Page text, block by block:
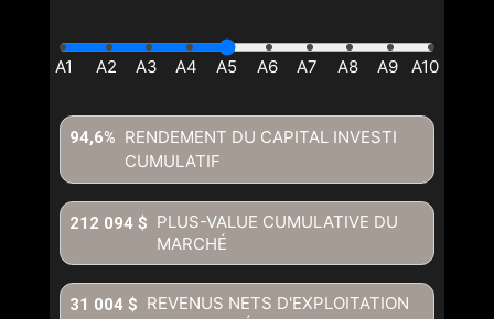
RENDEMENT DU CAPITAL INVESTI
CUMULATIF
94,6%
PLUS-VALUE CUMULATIVE DU
MARCHÉ
212 094 $
REVENUS NETS D'EXPLOITATION
31 004 $